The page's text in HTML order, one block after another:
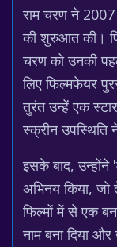
राम चरण ने
की शुरुआत की।
चरण को उनकी
लिए फिल्मफेयर
तुरंत उन्हें एक
स्क्रीन उपस्थिति
इसके बाद,
अभिनय किया, जो
फिल्मों में से एक
नाम बना दिया